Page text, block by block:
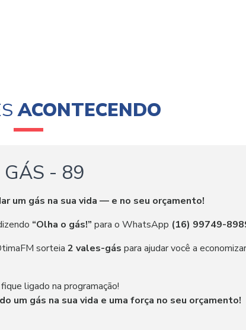
ACONTECENDO
- 89
um gás na sua vida — e no seu orçamento!
“Olha o gás!” para o WhatsApp (16) 99749-
sorteia 2 vales-gás para ajudar você a
ligado na programação!
um gás na sua vida e uma força no seu orçamento!